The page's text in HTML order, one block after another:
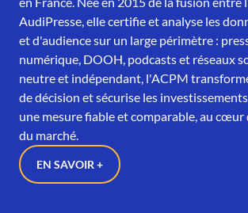
AudiPresse, elle certifie et analyse les
et d'audience sur un large périmètre :
numérique, DOOH, podcasts et réseaux
neutre et indépendant, l'ACPM
de décision et sécurise les
une mesure fiable et comparable, au
du marché.
EN SAVOIR +